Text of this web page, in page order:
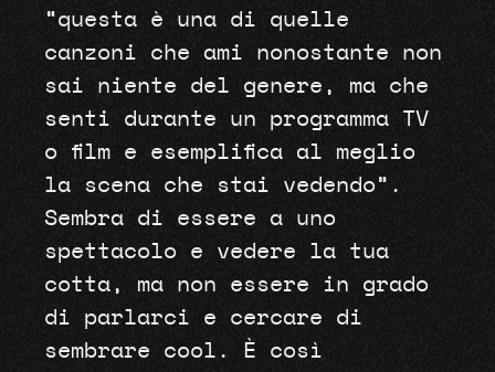
“questa è una di quelle
canzoni che ami nonostante non
sai niente del genere, ma che
senti durante un programma TV
o film e esemplifica al meglio
la scena che stai vedendo”.
Sembra di essere a uno
spettacolo e vedere la tua
cotta, ma non essere in grado
di parlarci e cercare di
sembrare cool. È così